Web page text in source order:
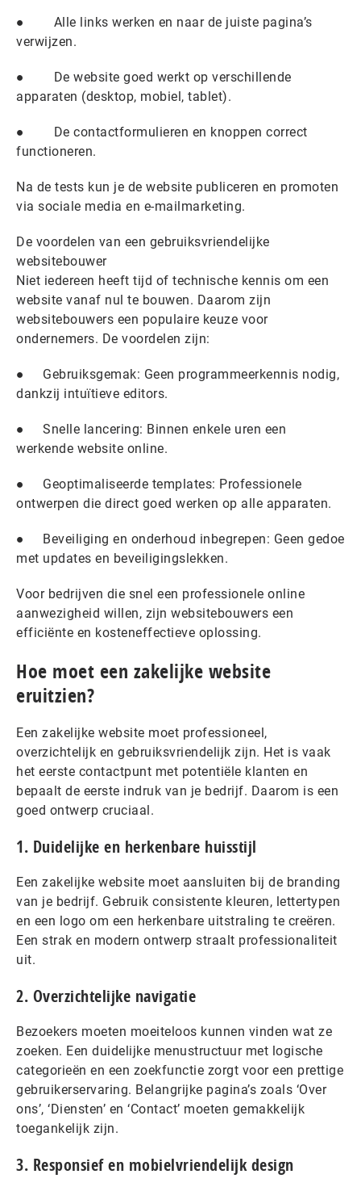
● Alle links werken en naar de juiste pagina’s
verwijzen.
● De website goed werkt op verschillende
apparaten (desktop, mobiel, tablet).
● De contactformulieren en knoppen correct
functioneren.
Na de tests kun je de website publiceren en promoten
via sociale media en e-mailmarketing.
De voordelen van een gebruiksvriendelijke
websitebouwer
Niet iedereen heeft tijd of technische kennis om een
website vanaf nul te bouwen. Daarom zijn
websitebouwers een populaire keuze voor
ondernemers. De voordelen zijn:
● Gebruiksgemak: Geen programmeerkennis nodig,
dankzij intuïtieve editors.
● Snelle lancering: Binnen enkele uren een
werkende website online.
● Geoptimaliseerde templates: Professionele
ontwerpen die direct goed werken op alle apparaten.
● Beveiliging en onderhoud inbegrepen: Geen gedoe
met updates en beveiligingslekken.
Voor bedrijven die snel een professionele online
aanwezigheid willen, zijn websitebouwers een
efficiënte en kosteneffectieve oplossing.
Hoe moet een zakelijke website
eruitzien?
Een zakelijke website moet professioneel,
overzichtelijk en gebruiksvriendelijk zijn. Het is vaak
het eerste contactpunt met potentiële klanten en
bepaalt de eerste indruk van je bedrijf. Daarom is een
goed ontwerp cruciaal.
1. Duidelijke en herkenbare huisstijl
Een zakelijke website moet aansluiten bij de branding
van je bedrijf. Gebruik consistente kleuren, lettertypen
en een logo om een herkenbare uitstraling te creëren.
Een strak en modern ontwerp straalt professionaliteit
uit.
2. Overzichtelijke navigatie
Bezoekers moeten moeiteloos kunnen vinden wat ze
zoeken. Een duidelijke menustructuur met logische
categorieën en een zoekfunctie zorgt voor een prettige
gebruikerservaring. Belangrijke pagina’s zoals ‘Over
ons’, ‘Diensten’ en ‘Contact’ moeten gemakkelijk
toegankelijk zijn.
3. Responsief en mobielvriendelijk design